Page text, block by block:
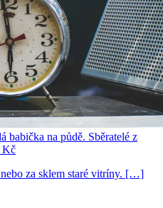
babička na půdě. Sběratelé z
Kč
za sklem staré vitríny. […]